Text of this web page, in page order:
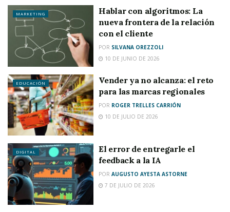
MARKETING
Hablar con algoritmos: La
nueva frontera de la relación
con el cliente
POR SILVANA OREZZOLI
10 DE JUNIO DE 2026
EDUCACIÓN
Vender ya no alcanza: el reto
para las marcas regionales
POR ROGER TRELLES CARRIÓN
10 DE JULIO DE 2026
DIGITAL
El error de entregarle el
feedback a la IA
POR AUGUSTO AYESTA ASTORNE
7 DE JULIO DE 2026